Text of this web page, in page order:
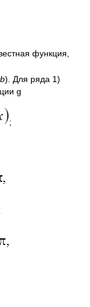
функция,
b). Для ряда 1)
g
;